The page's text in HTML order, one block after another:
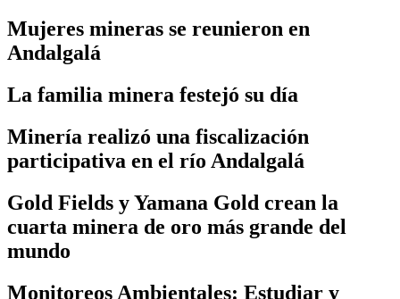
Mujeres mineras se reunieron en
Andalgalá
La familia minera festejó su día
Minería realizó una fiscalización
participativa en el río Andalgalá
Gold Fields y Yamana Gold crean la
cuarta minera de oro más grande del
mundo
Monitoreos Ambientales: Estudiar y